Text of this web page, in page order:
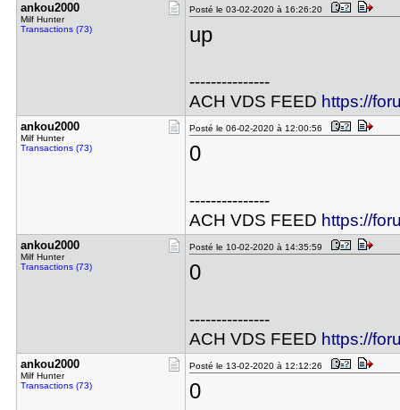
ankou2000
Milf Hunter
Transactions (73)
Posté le 03-02-2020 à 16:26:20
up
---------------
ACH VDS FEED https://
ankou2000
Milf Hunter
Transactions (73)
Posté le 06-02-2020 à 12:00:56
0
---------------
ACH VDS FEED https://
ankou2000
Milf Hunter
Transactions (73)
Posté le 10-02-2020 à 14:35:59
0
---------------
ACH VDS FEED https://
ankou2000
Milf Hunter
Transactions (73)
Posté le 13-02-2020 à 12:12:26
0